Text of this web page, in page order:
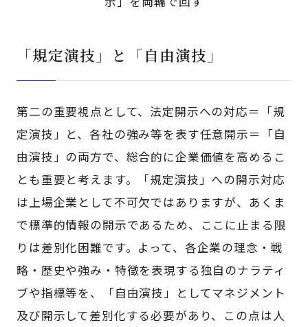
「規定演技」と「自由演技」
第二の重要視点として、法定開示への対応＝「規
定演技」と、各社の強み等を表す任意開示＝「自
由演技」の両方で、総合的に企業価値を高めるこ
とも重要と考えます。「規定演技」への開示対応
は上場企業として不可欠ではありますが、あくま
で標準的情報の開示であるため、ここに止まる限
りは差別化困難です。よって、各企業の理念・戦
略・歴史や強み・特徴を表現する独自のナラティ
ブや指標等を、「自由演技」としてマネジメント
及び開示して差別化する必要があり、この点は人